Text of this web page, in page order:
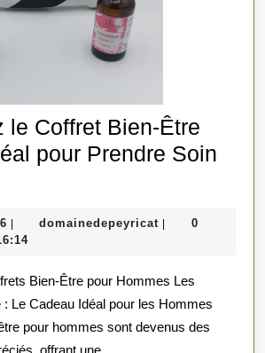
le Coffret Bien-Être
pour Prendre Soin
30
mars
| domainedepeyricat |
0
Le Cadeau Idéal pour les Hommes
pour hommes sont devenus des
offrant une